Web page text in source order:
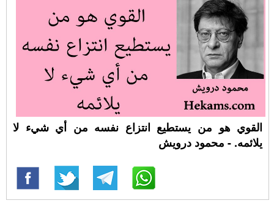
القوي هو من يستطيع انتزاع نفسه من أي شيء لا
يلائمه. - محمود درويش